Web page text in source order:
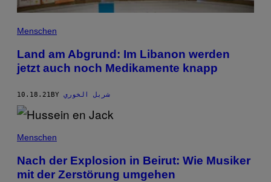
Menschen
Land am Abgrund: Im Libanon werden
jetzt auch noch Medikamente knapp
10.18.21 BY شربل الخوري
Menschen
Nach der Explosion in Beirut: Wie Musiker
mit der Zerstörung umgehen